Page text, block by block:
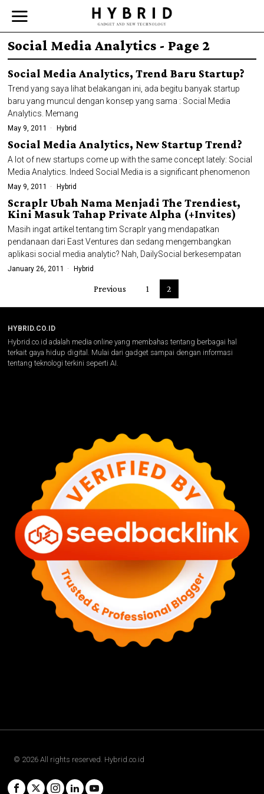
Social Media Analytics - Page 2
Social Media Analytics, Trend Baru Startup?
Trend yang saya lihat belakangan ini, ada begitu banyak startup
baru yang muncul dengan konsep yang sama : Social Media
Analytics. Memang
May 9, 2011 Hybrid
Social Media Analytics, New Startup Trend?
A lot of new startups come up with the same concept lately: Social
Media Analytics. Indeed Social Media is a significant phenomenon
May 9, 2011 Hybrid
Scraplr Ubah Nama Menjadi The Trendiest,
Kini Masuk Tahap Private Alpha (+Invites)
Masih ingat artikel tentang tim Scraplr yang mendapatkan
pendanaan dari East Ventures dan sedang mengembangkan
aplikasi social media analytic? Nah, DailySocial berkesempatan
January 26, 2011 Hybrid
Previous 1 2
HYBRID.CO.ID
Hybrid.co.id adalah media online yang membahas tentang berbagai hal
terkait gaya hidup digital. Mulai dari gadget sampai dengan informasi
tentang teknologi terkini seperti AI.
© 2026 All rights reserved. Hybrid.co.id